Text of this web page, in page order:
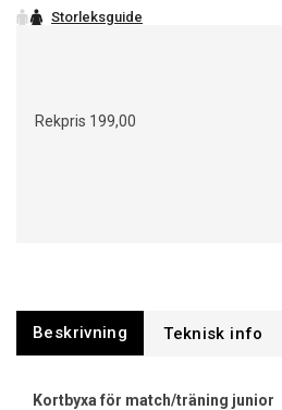
Rekpris 199,00
Beskrivning
Kortbyxa för match/träning junior